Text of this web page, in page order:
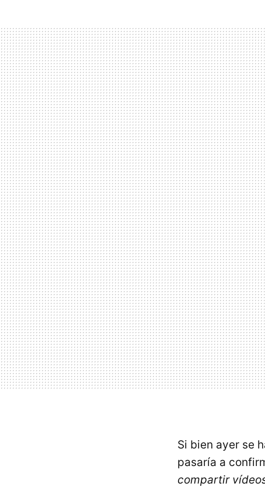
Si bien ayer se
pasaría a
compartir